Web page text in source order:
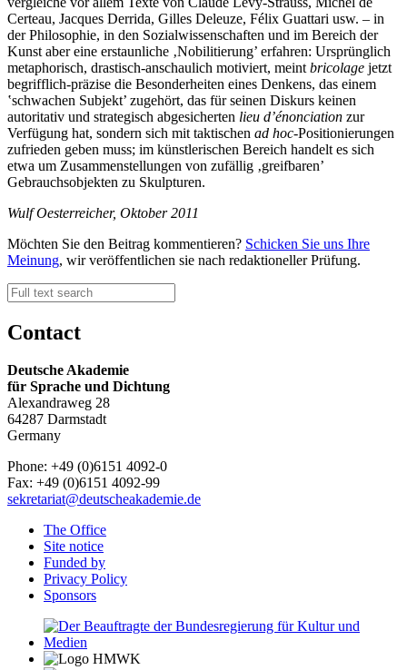
Certeau, Jacques Derrida, Gilles Deleuze, Félix Guattari usw. – in
der Philosophie, in den Sozialwissenschaften und im Bereich der
Kunst aber eine erstaunliche ‚Nobilitierung’ erfahren: Ursprünglich
metaphorisch, drastisch-anschaulich motiviert, meint bricolage jetzt
begrifflich-präzise die Besonderheiten eines Denkens, das einem
‛schwachen Subjekt’ zugehört, das für seinen Diskurs keinen
autoritativ und strategisch abgesicherten lieu d’énonciation zur
Verfügung hat, sondern sich mit taktischen ad hoc-Positionierungen
zufrieden geben muss; im künstlerischen Bereich handelt es sich
etwa um Zusammenstellungen von zufällig ‚greifbaren’
Gebrauchsobjekten zu Skulpturen.
Wulf Oesterreicher, Oktober 2011
Möchten Sie den Beitrag kommentieren? Schicken Sie uns Ihre
Meinung, wir veröffentlichen sie nach redaktioneller Prüfung.
Contact
Deutsche Akademie
für Sprache und Dichtung
Alexandraweg 28
64287 Darmstadt
Germany
Phone: +49 (0)6151 4092-0
Fax: +49 (0)6151 4092-99
sekretariat@deutscheakademie.de
The Office
Site notice
Funded by
Privacy Policy
Sponsors